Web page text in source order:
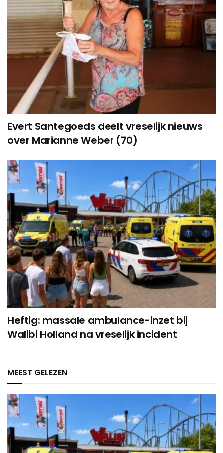
Evert Santegoeds deelt vreselijk nieuws
over Marianne Weber (70)
Heftig: massale ambulance-inzet bij
Walibi Holland na vreselijk incident
MEEST GELEZEN